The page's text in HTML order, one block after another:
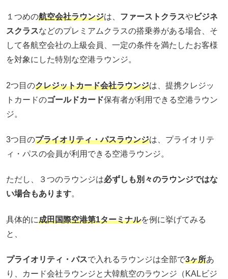
１つめの航空会社ラウンジは、 ファーストクラスやビジネ
スクラスなどのプレミアムクラスの搭乗券がある場合、そ
して各航空会社の上級会員、一定の条件を満たしたお客様
を対象にした特別な空港ラウンジ。
2つ目のクレジットカード会社ラウンジは、提携クレジッ
トカードのゴールドカード保有者が利用できる空港ラウン
ジ。
3つ目のプライオリティ・パスラウンジは、プライオリテ
ィ・パスの会員が利用できる空港ラウンジ。
ただし、３つのラウンジは必ずしも別々のラウンジではな
い場合もあります。
具体的に成田国際空港第1ターミナルを例に挙げてみる
と、
プライオリティ・パスで入れるラウンジは全部で3ヶ所あ
り、カード会社ラウンジと大韓航空のラウンジ（KALビジ